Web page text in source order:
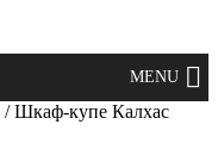
/ Шкаф-купе Калхас